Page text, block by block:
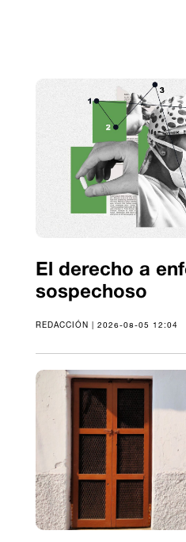
El derecho a
sospechoso
REDACCIÓN | 2026-08-05 12:04